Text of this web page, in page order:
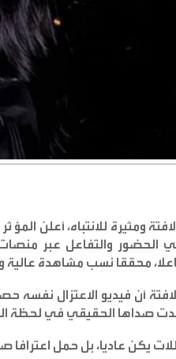
ومثيرة للانتباه، أعلن المؤ
الحضور والتفاعل عبر
محققا نسب مشاهدة عالية
أن فيديو الاعتزال نفسه
صداها الحقيقي في لحظة
يكن عاديا، بل حمل